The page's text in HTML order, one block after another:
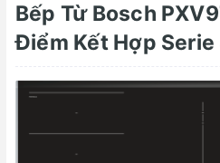
Bếp Từ Bosch
Điểm Kết Hợp Serie